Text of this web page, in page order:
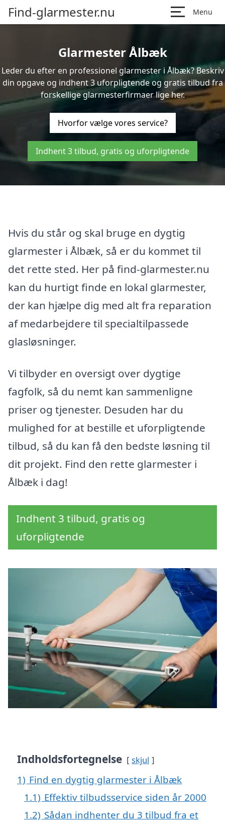
Find-glarmester.nu Menu
Glarmester Ålbæk
Leder du efter en professionel glarmester i Ålbæk? Beskriv
din opgave og indhent 3 uforpligtende og gratis tilbud fra
forskellige glarmesterfirmaer lige her.
Hvorfor vælge vores service?
Indhent 3 tilbud, gratis og uforpligtende
Hvis du står og skal bruge en dygtig
glarmester i Ålbæk, så er du kommet til
det rette sted. Her på find-glarmester.nu
kan du hurtigt finde en lokal glarmester,
der kan hjælpe dig med alt fra reparation
af medarbejdere til specialtilpassede
glasløsninger.
Vi tilbyder en oversigt over dygtige
fagfolk, så du nemt kan sammenligne
priser og tjenester. Desuden har du
mulighed for at bestille et uforpligtende
tilbud, så du kan få den bedste løsning til
dit projekt. Find den rette glarmester i
Ålbæk i dag!
Indhent 3 tilbud, gratis og
uforpligtende
Indholdsfortegnelse skjul
1) Find en dygtig glarmester i Ålbæk
1.1) Effektiv tilbudsservice siden år 2000
1.2) Sådan indhenter du 3 tilbud fra et